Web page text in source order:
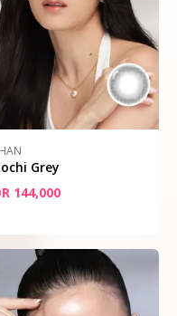
Grey
144,000